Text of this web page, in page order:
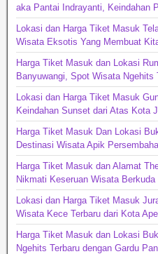
aka Pantai Indrayanti, Keindahan
Lokasi dan Harga Tiket Masuk
Wisata Eksotis Yang Membuat
Harga Tiket Masuk dan Lokasi
Banyuwangi, Spot Wisata Ngehits
Lokasi dan Harga Tiket Masuk
Keindahan Sunset dari Atas Kota
Harga Tiket Masuk Dan Lokasi
Destinasi Wisata Apik
Harga Tiket Masuk dan Alamat
Nikmati Keseruan Wisata Berkuda
Lokasi dan Harga Tiket Masuk
Wisata Kece Terbaru dari Kota Apel
Harga Tiket Masuk dan Lokasi
Ngehits Terbaru dengan Gardu